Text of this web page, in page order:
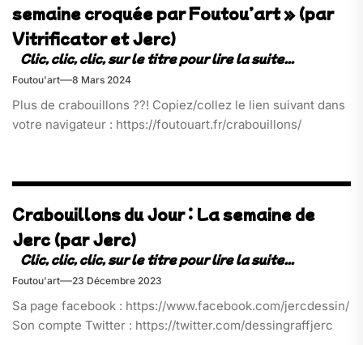
semaine croquée par Foutou’art » (par
Vitrificator et Jerc)
Foutou'art 8 Mars 2024
Plus de crabouillons ??! Copiez/collez le lien suivant dans
votre navigateur : https://foutouart.fr/crabouillons/
Crabouillons du Jour : La semaine de
Jerc (par Jerc)
Foutou'art 23 Décembre 2023
Sa page facebook : https://www.facebook.com/jercdessin/
Son compte Twitter : https://twitter.com/dessingraffjerc